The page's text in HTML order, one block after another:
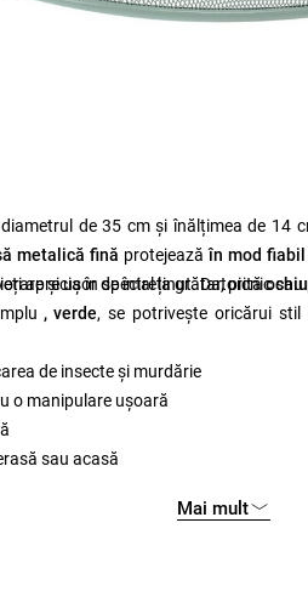
de 35 cm și înălțimea de 14
metalică fină protejeazăîn mod fiabil
aprecia în special la grătar, picnic
și ușor de întreținut. Datorită
, verde, se potrivește oricărui
de insecte și murdărie
o manipulare ușoară
sau acasă
Mai mult